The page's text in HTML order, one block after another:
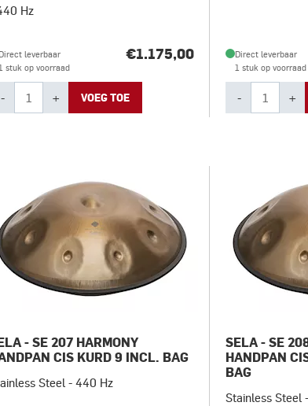
Hz
leverbaar
stuk op voorraad
€1.175,00
- + VOEG TOE
Direct leverbaar
1 stuk op voorraad
- +
- SE 207 HARMONY
CIS KURD 9 INCL. BAG
Steel - 440 Hz
SELA - SE
HANDPAN
BAG
Stainless Steel